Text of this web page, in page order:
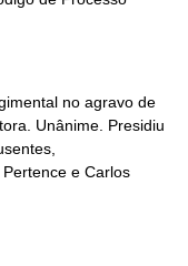
no agravo de
Unânime. Presidiu
e Carlos